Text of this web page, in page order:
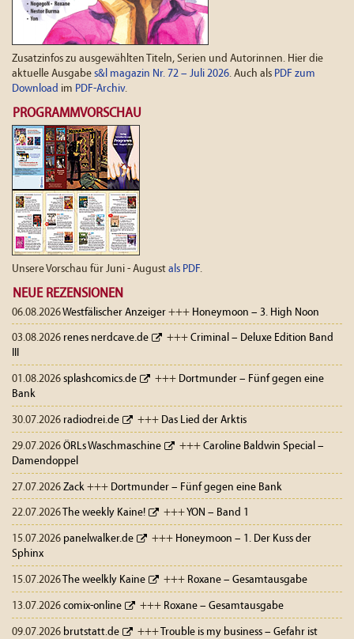
Zusatzinfos zu ausgewählten Titeln, Serien und Autorinnen. Hier die
aktuelle Ausgabe s&l magazin Nr. 72 – Juli 2026. Auch als PDF zum
Download im PDF-Archiv.
PROGRAMMVORSCHAU
Unsere Vorschau für Juni - August als PDF.
NEUE REZENSIONEN
06.08.2026Westfälischer Anzeiger +++ Honeymoon – 3. High Noon
03.08.2026 renes nerdcave.de +++ Criminal – Deluxe Edition Band
III
01.08.2026 splashcomics.de +++ Dortmunder – Fünf gegen eine
Bank
30.07.2026 radiodrei.de +++ Das Lied der Arktis
29.07.2026 ÖRLs Waschmaschine +++ Caroline Baldwin Special –
Damendoppel
27.07.2026 Zack +++ Dortmunder – Fünf gegen eine Bank
22.07.2026 The weekly Kaine! +++ YON – Band 1
15.07.2026 panelwalker.de +++ Honeymoon – 1. Der Kuss der
Sphinx
15.07.2026 The weelkly Kaine +++ Roxane – Gesamtausgabe
13.07.2026 comix-online +++ Roxane – Gesamtausgabe
09.07.2026 brutstatt.de +++Trouble is my business – Gefahr ist